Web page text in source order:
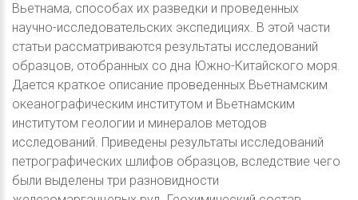
Вьетнама, способах их разведки и проведенных
научно-исследовательских экспедициях. В этой части
статьи рассматриваются результаты исследований
образцов, отобранных со дна Южно-Китайского моря.
Дается краткое описание проведенных Вьетнамским
океанографическим институтом и Вьетнамским
институтом геологии и минералов методов
исследований. Приведены результаты исследований
петрографических шлифов образцов, вследствие чего
были выделены три разновидности